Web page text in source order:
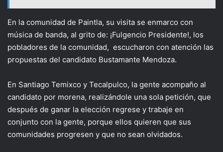
En la comunidad de Paintla, su visita se enmarco con
música de banda, al grito de: ¡Fulgencio Presidente!, los
pobladores de la comunidad, escucharon con atención las
propuestas del candidato Bustamante Mendoza.
En Santiago Temixco y Tecalpulco, la gente acompaño al
candidato por morena, realizándole una sola petición, que
después de ganar la elección regrese y trabaje en
conjunto con la gente, porque ellos quieren que sus
comunidades progresen y que no sean olvidados.